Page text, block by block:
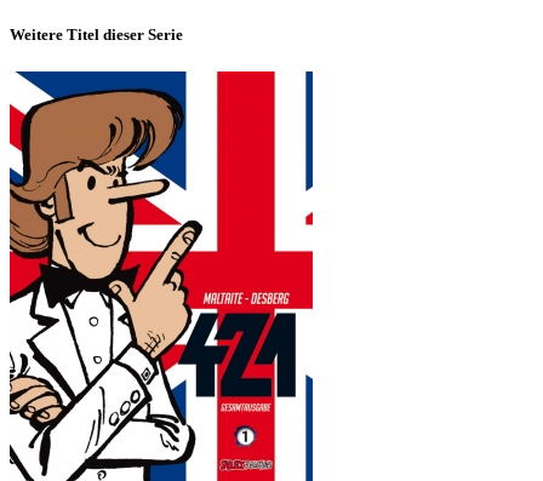
Weitere Titel dieser Serie